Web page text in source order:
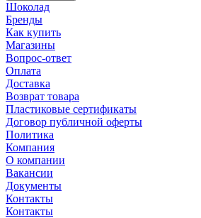
Шоколад
Бренды
Как купить
Магазины
Вопрос-ответ
Оплата
Доставка
Возврат товара
Пластиковые сертификаты
Договор публичной оферты
Политика
Компания
О компании
Вакансии
Документы
Контакты
Контакты